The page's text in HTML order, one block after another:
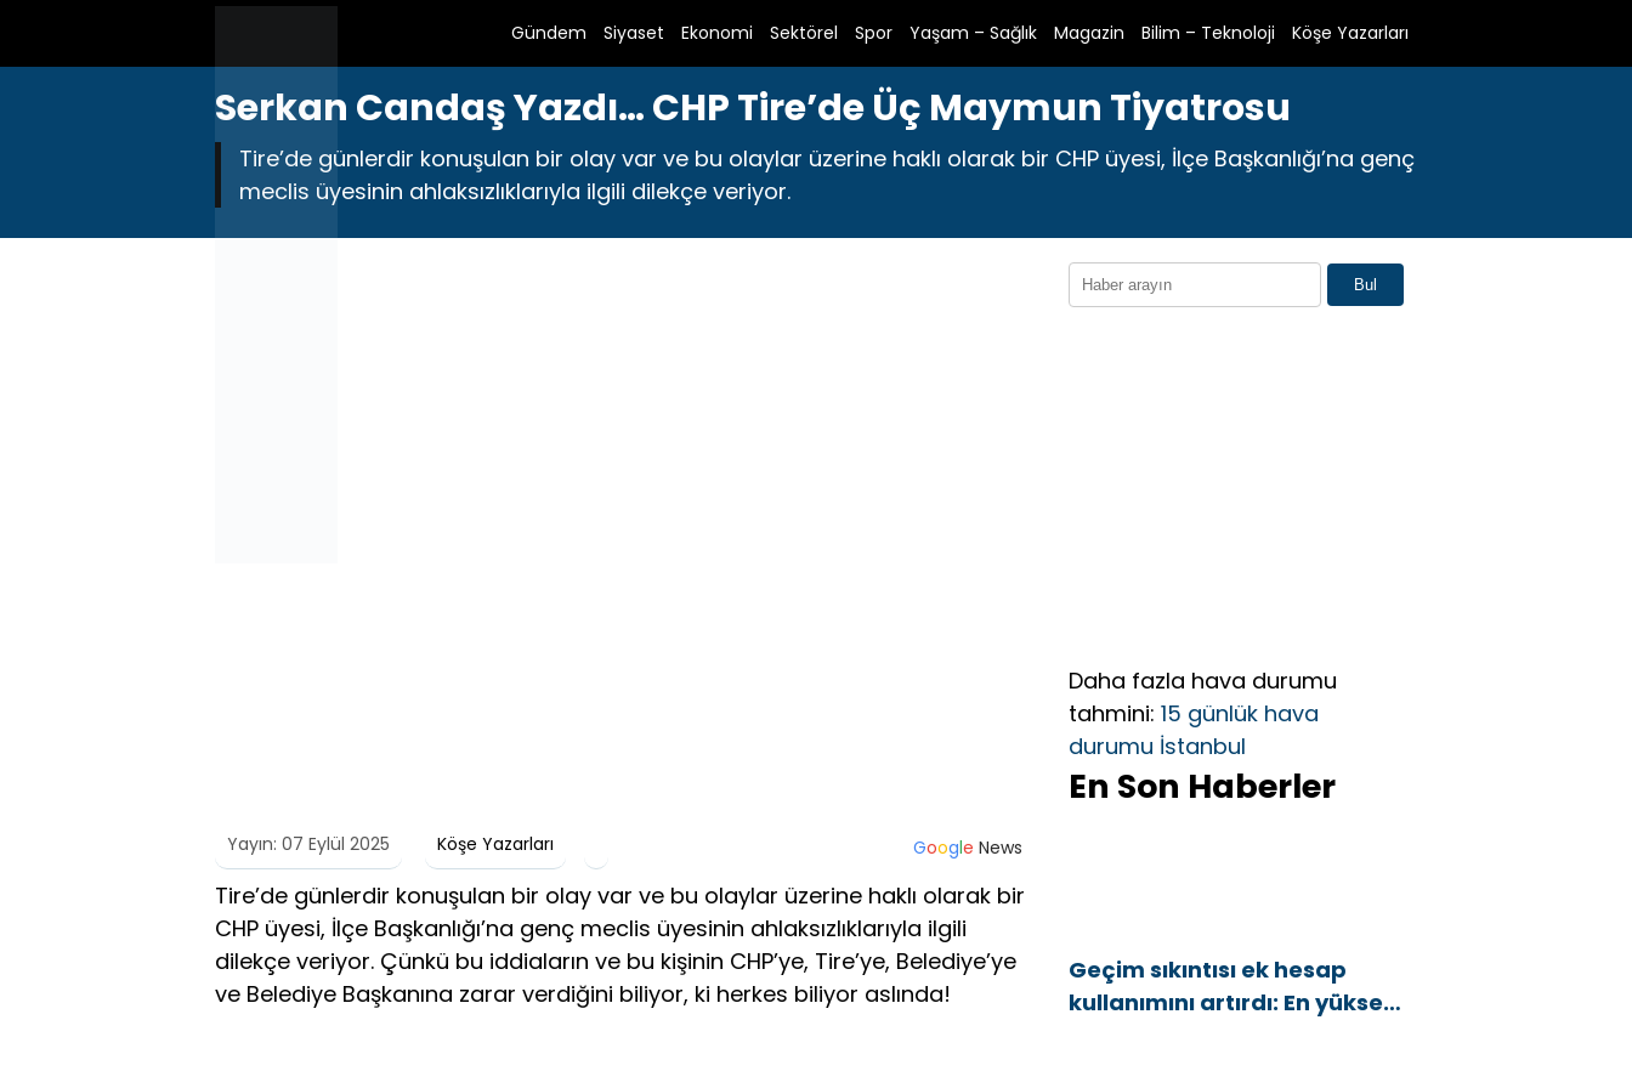
Gündem Siyaset Ekonomi Sektörel Spor Yaşam – Sağlık Magazin Bilim – Teknoloji Köşe Yazarları
Serkan Candaş Yazdı… CHP Tire’de Üç Maymun Tiyatrosu
Tire’de günlerdir konuşulan bir olay var ve bu olaylar üzerine haklı olarak bir CHP üyesi, İlçe Başkanlığı’na genç
meclis üyesinin ahlaksızlıklarıyla ilgili dilekçe veriyor.
Yayın: 07 Eylül 2025 Köşe Yazarları Google News
Tire’de günlerdir konuşulan bir olay var ve bu olaylar üzerine haklı olarak bir
CHP üyesi, İlçe Başkanlığı’na genç meclis üyesinin ahlaksızlıklarıyla ilgili
dilekçe veriyor. Çünkü bu iddiaların ve bu kişinin CHP’ye, Tire’ye, Belediye’ye
ve Belediye Başkanına zarar verdiğini biliyor, ki herkes biliyor aslında!
Bul
Daha fazla hava durumu
tahmini: 15 günlük hava
durumu İstanbul
En Son Haberler
Geçim sıkıntısı ek hesap
kullanımını artırdı: En yüksek